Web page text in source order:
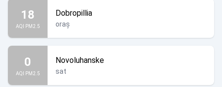
18
AQI PM2.5
Dobropillia
oraș
0
AQI PM2.5
Novoluhanske
sat